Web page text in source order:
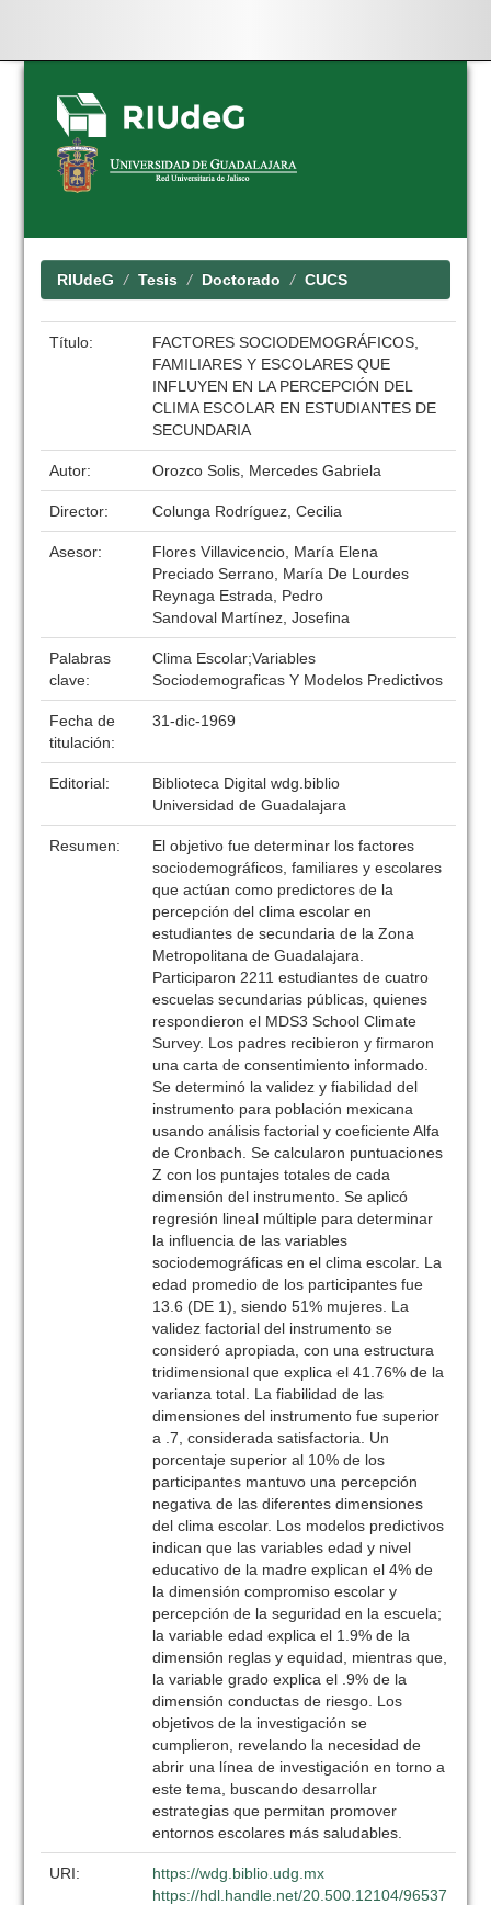
Skip
navigation
RIUdeG Tesis Doctorado CUCS
Título:
FACTORES SOCIODEMOGRÁFICOS,
FAMILIARES Y ESCOLARES QUE
INFLUYEN EN LA PERCEPCIÓN DEL
CLIMA ESCOLAR EN ESTUDIANTES DE
SECUNDARIA
Autor: Orozco Solis, Mercedes Gabriela
Director: Colunga Rodríguez, Cecilia
Asesor:
Flores Villavicencio, María Elena
Preciado Serrano, María De Lourdes
Reynaga Estrada, Pedro
Sandoval Martínez, Josefina
Palabras
clave:
Clima Escolar;Variables
Sociodemograficas Y Modelos Predictivos
Fecha de
titulación:
31-dic-1969
Editorial:
Biblioteca Digital wdg.biblio
Universidad de Guadalajara
Resumen:
El objetivo fue determinar los factores
sociodemográficos, familiares y escolares
que actúan como predictores de la
percepción del clima escolar en
estudiantes de secundaria de la Zona
Metropolitana de Guadalajara.
Participaron 2211 estudiantes de cuatro
escuelas secundarias públicas, quienes
respondieron el MDS3 School Climate
Survey. Los padres recibieron y firmaron
una carta de consentimiento informado.
Se determinó la validez y fiabilidad del
instrumento para población mexicana
usando análisis factorial y coeficiente Alfa
de Cronbach. Se calcularon puntuaciones
Z con los puntajes totales de cada
dimensión del instrumento. Se aplicó
regresión lineal múltiple para determinar
la influencia de las variables
sociodemográficas en el clima escolar. La
edad promedio de los participantes fue
13.6 (DE 1), siendo 51% mujeres. La
validez factorial del instrumento se
consideró apropiada, con una estructura
tridimensional que explica el 41.76% de la
varianza total. La fiabilidad de las
dimensiones del instrumento fue superior
a .7, considerada satisfactoria. Un
porcentaje superior al 10% de los
participantes mantuvo una percepción
negativa de las diferentes dimensiones
del clima escolar. Los modelos predictivos
indican que las variables edad y nivel
educativo de la madre explican el 4% de
la dimensión compromiso escolar y
percepción de la seguridad en la escuela;
la variable edad explica el 1.9% de la
dimensión reglas y equidad, mientras que,
la variable grado explica el .9% de la
dimensión conductas de riesgo. Los
objetivos de la investigación se
cumplieron, revelando la necesidad de
abrir una línea de investigación en torno a
este tema, buscando desarrollar
estrategias que permitan promover
entornos escolares más saludables.
URI:
https://wdg.biblio.udg.mx
https://hdl.handle.net/20.500.12104/96537